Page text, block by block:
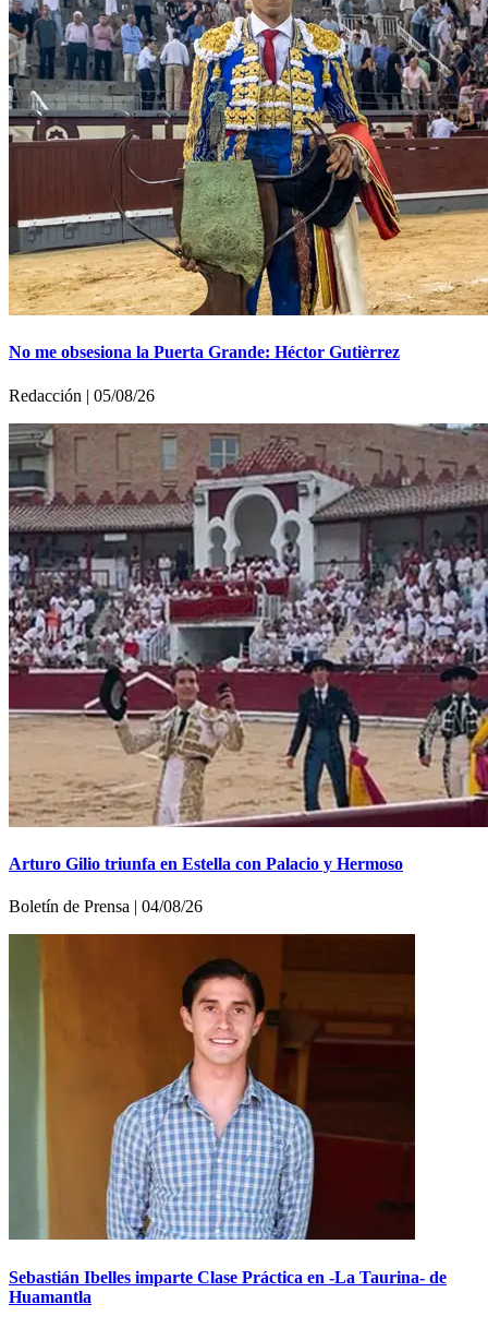
No me obsesiona la Puerta Grande: Héctor Gutièrrez
Redacción | 05/08/26
Arturo Gilio triunfa en Estella con Palacio y Hermoso
Boletí­n de Prensa | 04/08/26
Sebastián Ibelles imparte Clase Práctica en -La Taurina- de
Huamantla